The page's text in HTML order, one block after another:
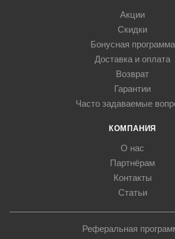
Акции
Скидки
Бонусная программа
Доставка и оплата
Возврат
Гарантии
Часто задаваемые
КОМПАНИЯ
О нас
Партнёрам
Контакты
Статьи
Реферальная